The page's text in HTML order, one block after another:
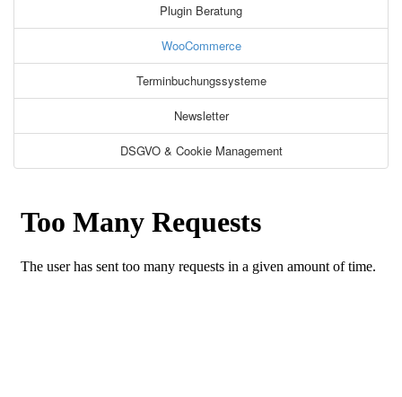
Plugin Beratung
WooCommerce
Terminbuchungssysteme
Newsletter
DSGVO & Cookie Management